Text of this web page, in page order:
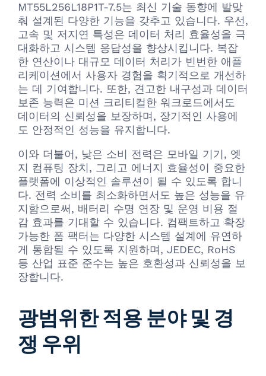
MT55L256L18P1T-7.5는 최신 기술 동향에 발맞
춰 설계된 다양한 기능을 갖추고 있습니다. 우선,
고속 및 저지연 특성은 데이터 처리 효율성을 극
대화하고 시스템 응답성을 향상시킵니다. 복잡
한 연산이나 대규모 데이터 처리가 빈번한 애플
리케이션에서 사용자 경험을 획기적으로 개선하
는 데 기여합니다. 또한, 견고한 내구성과 데이터
보존 능력은 미션 크리티컬한 워크로드에서도
데이터의 신뢰성을 보장하며, 장기적인 사용에
도 안정적인 성능을 유지합니다.
이와 더불어, 낮은 소비 전력은 모바일 기기, 엣
지 컴퓨팅 장치, 그리고 에너지 효율성이 중요한
플랫폼에 이상적인 솔루션이 될 수 있도록 합니
다. 전력 소비를 최소화하면서도 높은 성능을 유
지함으로써, 배터리 수명 연장 및 운영 비용 절
감 효과를 기대할 수 있습니다. 컴팩트하고 확장
가능한 폼 팩터는 다양한 시스템 설계에 유연하
게 통합될 수 있도록 지원하며, JEDEC, RoHS
등 산업 표준 준수는 높은 호환성과 신뢰성을 보
장합니다.
광범위한 적용 분야 및 경
쟁 우위